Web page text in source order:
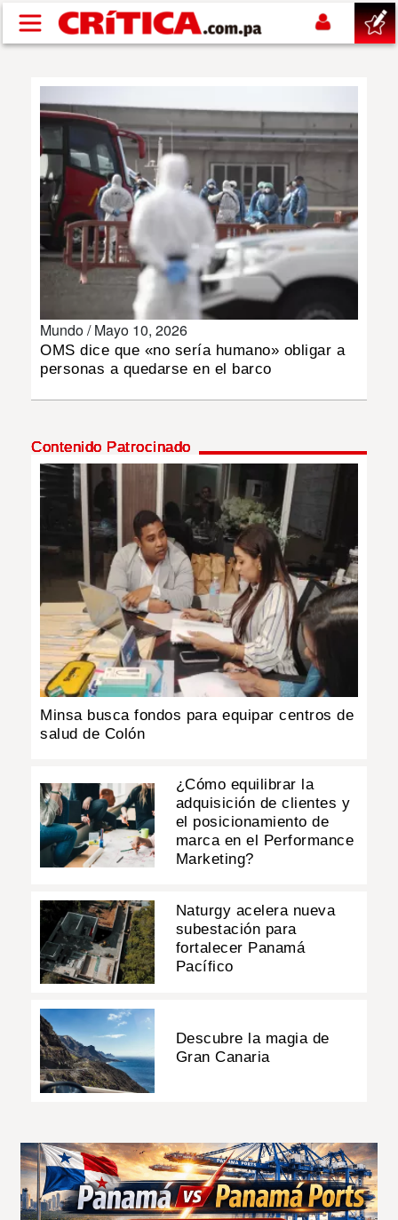
Pasar al contenido principal
SUCESOS
NACIONAL
POLÍTICA
DEPORTES
MUNDO
MULTIMEDIA
Mundo /Mayo 10, 2026
OMS dice que «no sería humano» obligar a
personas a quedarse en el barco
Contenido Patrocinado
Minsa busca fondos para equipar centros de
salud de Colón
¿Cómo equilibrar la
adquisición de clientes y
el posicionamiento de
marca en el Performance
Marketing?
Naturgy acelera nueva
subestación para
fortalecer Panamá
Pacífico
Descubre la magia de
Gran Canaria